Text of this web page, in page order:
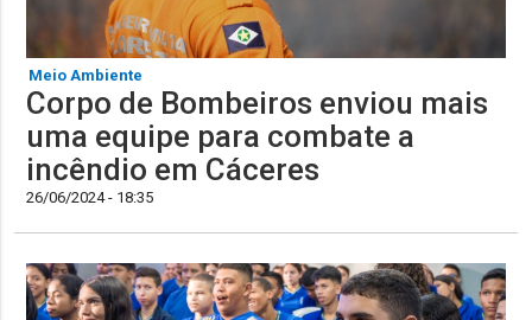
Meio Ambiente
Corpo de Bombeiros enviou mais
uma equipe para combate a
incêndio em Cáceres
26/06/2024 - 18:35